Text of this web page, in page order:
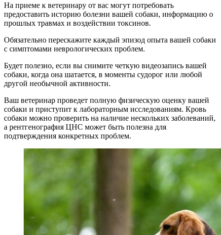
На приеме к ветеринару от вас могут потребовать
предоставить историю болезни вашей собаки, информацию о
прошлых травмах и воздействии токсинов.
Обязательно перескажите каждый эпизод опыта вашей собаки
с симптомами неврологических проблем.
Будет полезно, если вы снимите четкую видеозапись вашей
собаки, когда она шатается, в моменты судорог или любой
другой необычной активности.
Ваш ветеринар проведет полную физическую оценку вашей
собаки и приступит к лабораторным исследованиям. Кровь
собаки можно проверить на наличие нескольких заболеваний,
а рентгенография ЦНС может быть полезна для
подтверждения конкретных проблем.